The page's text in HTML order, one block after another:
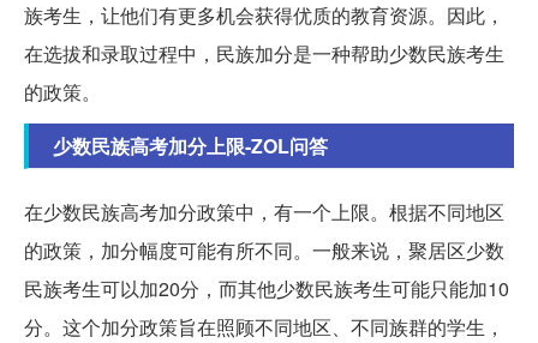
族考生，让他们有更多机会获得优质的教育资源。因此，
在选拔和录取过程中，民族加分是一种帮助少数民族考生
的政策。
少数民族高考加分上限-ZOL问答
在少数民族高考加分政策中，有一个上限。根据不同地区
的政策，加分幅度可能有所不同。一般来说，聚居区少数
民族考生可以加20分，而其他少数民族考生可能只能加10
分。这个加分政策旨在照顾不同地区、不同族群的学生，